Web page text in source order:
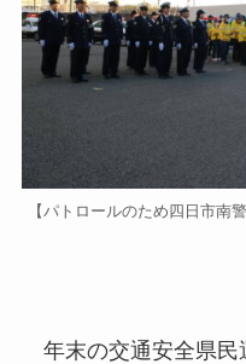
【パトロールのため四日市南
年末の交通安全県民